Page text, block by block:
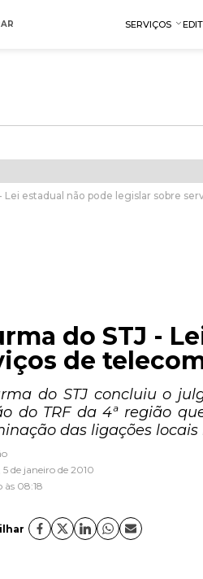
SERVIÇOS
Lei estadual não pode legislar sobre
do STJ -
de
do STJ concluiu o
do TRF da 4ª região
das ligações
de janeiro de 2010
08:18